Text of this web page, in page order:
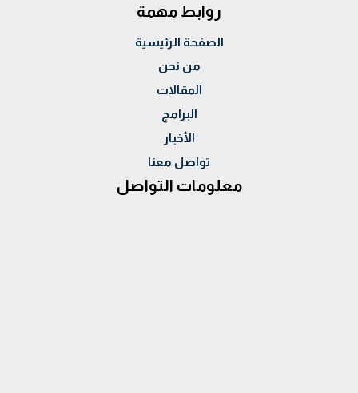
روابط مهمة
الصفحة الرئيسية
من نحن
المقالات
البرامج
الأخبار
تواصل معنا
معلومات التواصل